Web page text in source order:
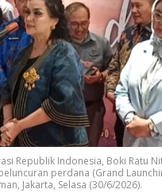
Republik Indonesia, Boki Ratu
perdana (Grand
Jakarta, Selasa (30/6/2026).